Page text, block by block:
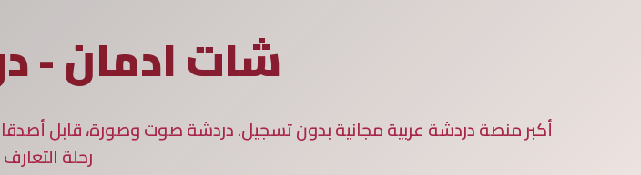
شات ادمان -
أكبر منصة دردشة عربية مجانية بدون تسجيل. دردشة صوت وصورة، قابل
رحلة